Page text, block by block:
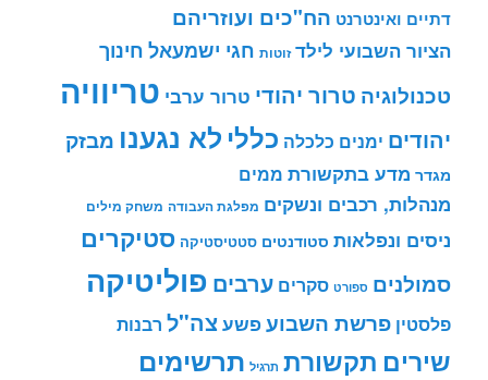
דתיים ואינטרנט הח"כים ועוזריהם
הציור השבועי לילד זוטות חגי ישמעאל חינוך
טכנולוגיה טרור יהודי טרור ערבי טריוויה
יהודים ימנים כלכלה כללי לא נגענו מבזק
מגדר מדע בתקשורת ממים
מנהלות, רכבים ונשקים מפלגת העבודה משחק מילים
ניסים ונפלאות סטודנטים סטטיסטיקה סטיקרים
סמולנים ספורט סקרים ערבים פוליטיקה
פלסטין פרשת השבועפשעצה"ל רבנות
שירים תקשורת תרגיל תרשימים